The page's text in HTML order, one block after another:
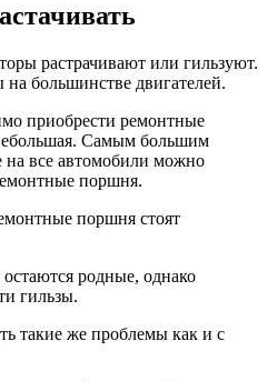
растрачивают или гильзуют.
большинстве двигателей.
приобрести ремонтные
Самым большим
на все автомобили можно
поршня.
поршня стоят
родные, однако
гильзы.
такие же проблемы как и с